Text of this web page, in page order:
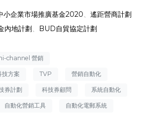
小企業市場推廣基金2020、 遙距營商計劃
內地計劃、 BUD自貿協定計劃
channel 營銷
方案 TVP 營銷自動化
券計劃 科技券顧問 系統自動化
自動化營銷工具 自動化電郵系統